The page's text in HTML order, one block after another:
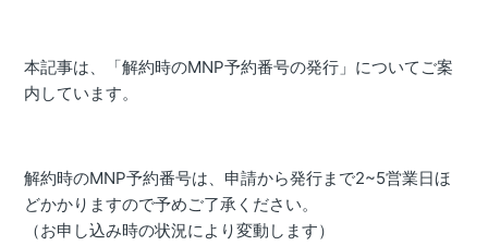
本記事は、「解約時のMNP予約番号の発行」についてご案
内しています。
解約時のMNP予約番号は、申請から発行まで2~5営業日ほ
どかかりますので予めご了承ください。
（お申し込み時の状況により変動します）